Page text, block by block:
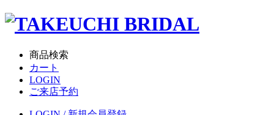
商品検索
カート
LOGIN
ご来店予約